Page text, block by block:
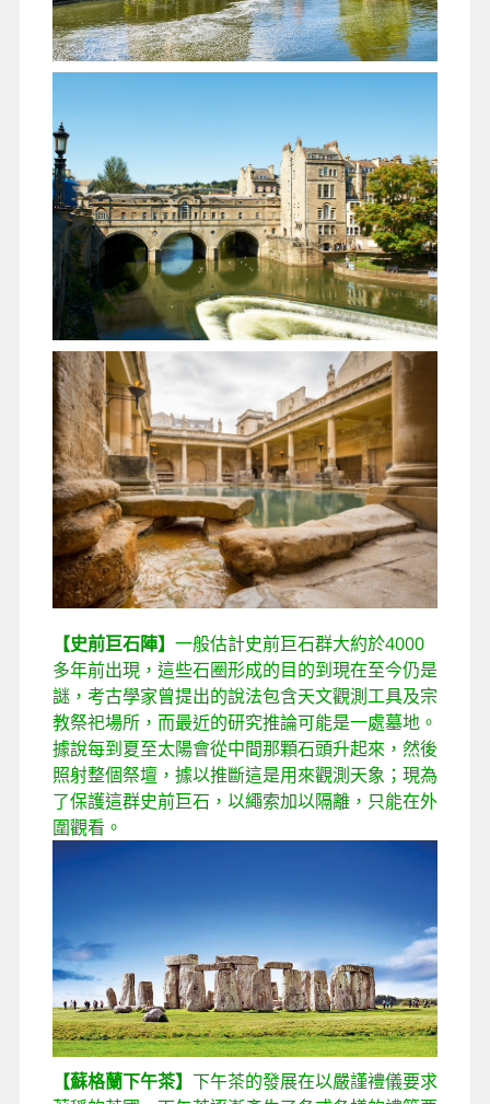
【史前巨石陣】 一般估計史前巨石群大約於4000
多年前出現，這些石圈形成的目的到現在至今仍是
謎，考古學家曾提出的說法包含天文觀測工具及宗
教祭祀場所，而最近的研究推論可能是一處墓地。
據說每到夏至太陽會從中間那顆石頭升起來，然後
照射整個祭壇，據以推斷這是用來觀測天象；現為
了保護這群史前巨石，以繩索加以隔離，只能在外
圍觀看。
【蘇格蘭下午茶】 下午茶的發展在以嚴謹禮儀要求